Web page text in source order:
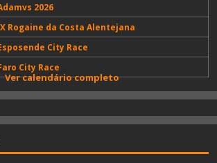
2026
Rogaine da Costa Alentejana
City Race
City Race
Ver calendário completo